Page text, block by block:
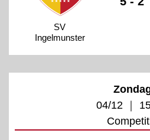
SV
Ingelmunster
04/12 ｜